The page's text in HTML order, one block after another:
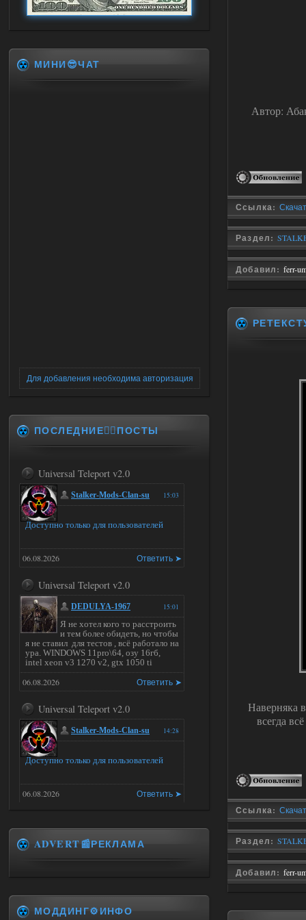
Автор:
Ссылка:
Раздел:
Добавил: ferr-
Наверняка
всегда
Ссылка:
Раздел:
Добавил: ferr-
МИНИ😎ЧАТ
Для добавления необходима авторизация
ПОСЛЕДНИЕ✍🏻ПОСТЫ
Universal Teleport v2.0
15:03
Stalker-Mods-Clan-su
Доступно только для пользователей
Ответить ➤
06.08.2026
Universal Teleport v2.0
15:01
DEDULYA-1967
Я не хотел кого то расстроить
и тем более обидеть, но чтобы
я не ставил для тестов , всё работало на
ура. WINDOWS 11pro\64, озу 16гб,
intel xeon v3 1270 v2, gtx 1050 ti
Ответить ➤
06.08.2026
Universal Teleport v2.0
14:28
Stalker-Mods-Clan-su
Доступно только для пользователей
Ответить ➤
06.08.2026
DEDULYA-1967
06.08.2026
ADVERT📰РЕКЛАМА
МОДДИНГ⚙️ИНФО